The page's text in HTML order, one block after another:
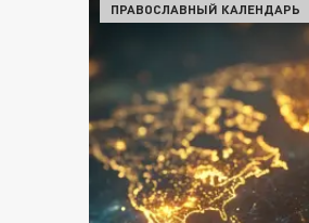
ПРАВОСЛАВНЫЙ КАЛЕНДАРЬ